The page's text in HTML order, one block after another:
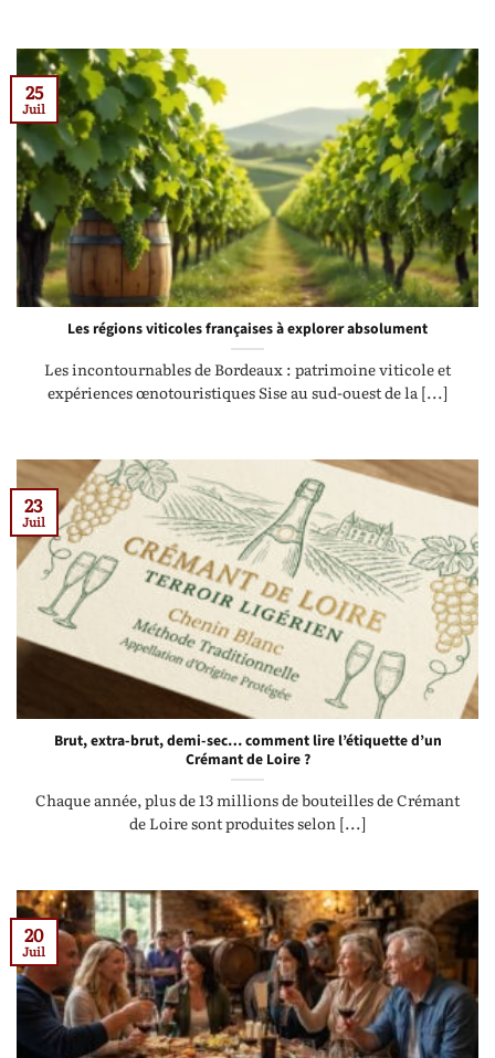
Les régions viticoles françaises à explorer absolument
Les incontournables de Bordeaux : patrimoine viticole et
expériences œnotouristiques Sise au sud-ouest de la [...]
25
Juil
Brut, extra-brut, demi-sec… comment lire l’étiquette d’un
Crémant de Loire ?
Chaque année, plus de 13 millions de bouteilles de Crémant
de Loire sont produites selon [...]
23
Juil
20
Juil